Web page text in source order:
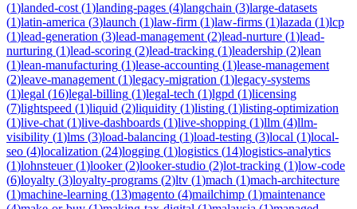
(1)landed-cost (1)landing-pages (4)langchain (3)large-datasets
(1)latin-america (3)launch (1)law-firm (1)law-firms (1)lazada (1)lcp
(1)lead-generation (3)lead-management (2)lead-nurture (1)lead-
nurturing (1)lead-scoring (2)lead-tracking (1)leadership (2)lean
(1)lean-manufacturing (1)lease-accounting (1)lease-management
(2)leave-management (1)legacy-migration (1)legacy-systems
(1)legal (16)legal-billing (1)legal-tech (1)lgpd (1)licensing
(7)lightspeed (1)liquid (2)liquidity (1)listing (1)listing-optimization
(1)live-chat (1)live-dashboards (1)live-shopping (1)llm (4)llm-
visibility (1)lms (3)load-balancing (1)load-testing (3)local (1)local-
seo (4)localization (24)logging (1)logistics (14)logistics-analytics
(1)lohnsteuer(1)looker(2)looker-studio (2)lot-tracking (1)low-code
(6)loyalty (3)loyalty-programs (2)ltv (1)mach (1)mach-architecture
(1)machine-learning (13)magento (4)mailchimp (1)maintenance